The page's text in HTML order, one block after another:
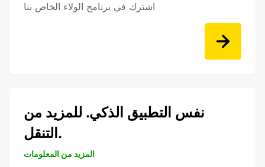
اشترك في برنامج الولاء الخاص بنا
نفس التطبيق الذكي. للمزيد من
التنقل.
المزيد من المعلومات